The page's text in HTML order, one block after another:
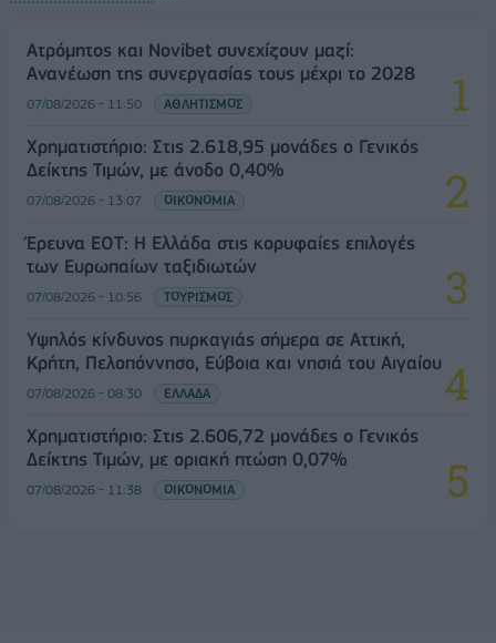
Ατρόμητος και Novibet συνεχίζουν μαζί:
Ανανέωση της συνεργασίας τους μέχρι το 2028
07/08/2026 - 11:50 ΑΘΛΗΤΙΣΜΟΣ
Χρηματιστήριο: Στις 2.618,95 μονάδες ο Γενικός
Δείκτης Τιμών, με άνοδο 0,40%
07/08/2026 - 13:07 ΟΙΚΟΝΟΜΙΑ
Έρευνα ΕΟΤ: Η Ελλάδα στις κορυφαίες επιλογές
των Ευρωπαίων ταξιδιωτών
07/08/2026 - 10:56 ΤΟΥΡΙΣΜΟΣ
Υψηλός κίνδυνος πυρκαγιάς σήμερα σε Αττική,
Κρήτη, Πελοπόννησο, Εύβοια και νησιά του Αιγαίου
07/08/2026 - 08:30 ΕΛΛΑΔΑ
Χρηματιστήριο: Στις 2.606,72 μονάδες ο Γενικός
Δείκτης Τιμών, με οριακή πτώση 0,07%
07/08/2026 - 11:38 ΟΙΚΟΝΟΜΙΑ